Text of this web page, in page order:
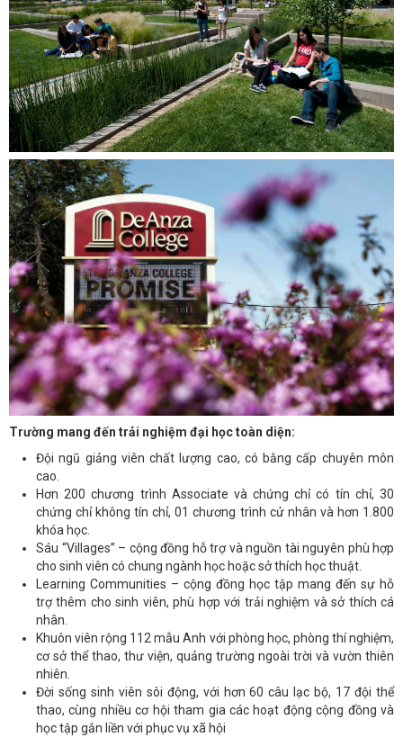
Trường mang đến trải nghiệm đại học toàn diện:
Đội ngũ giảng viên chất lượng cao, có bằng cấp chuyên môn
cao.
Hơn 200 chương trình Associate và chứng chỉ có tín chỉ, 30
chứng chỉ không tín chỉ, 01 chương trình cử nhân và hơn 1.800
khóa học.
Sáu “Villages” – cộng đồng hỗ trợ và nguồn tài nguyên phù hợp
cho sinh viên có chung ngành học hoặc sở thích học thuật.
Learning Communities – cộng đồng học tập mang đến sự hỗ
trợ thêm cho sinh viên, phù hợp với trải nghiệm và sở thích cá
nhân.
Khuôn viên rộng 112 mẫu Anh với phòng học, phòng thí nghiệm,
cơ sở thể thao, thư viện, quảng trường ngoài trời và vườn thiên
nhiên.
Đời sống sinh viên sôi động, với hơn 60 câu lạc bộ, 17 đội thể
thao, cùng nhiều cơ hội tham gia các hoạt động cộng đồng và
học tập gắn liền với phục vụ xã hội